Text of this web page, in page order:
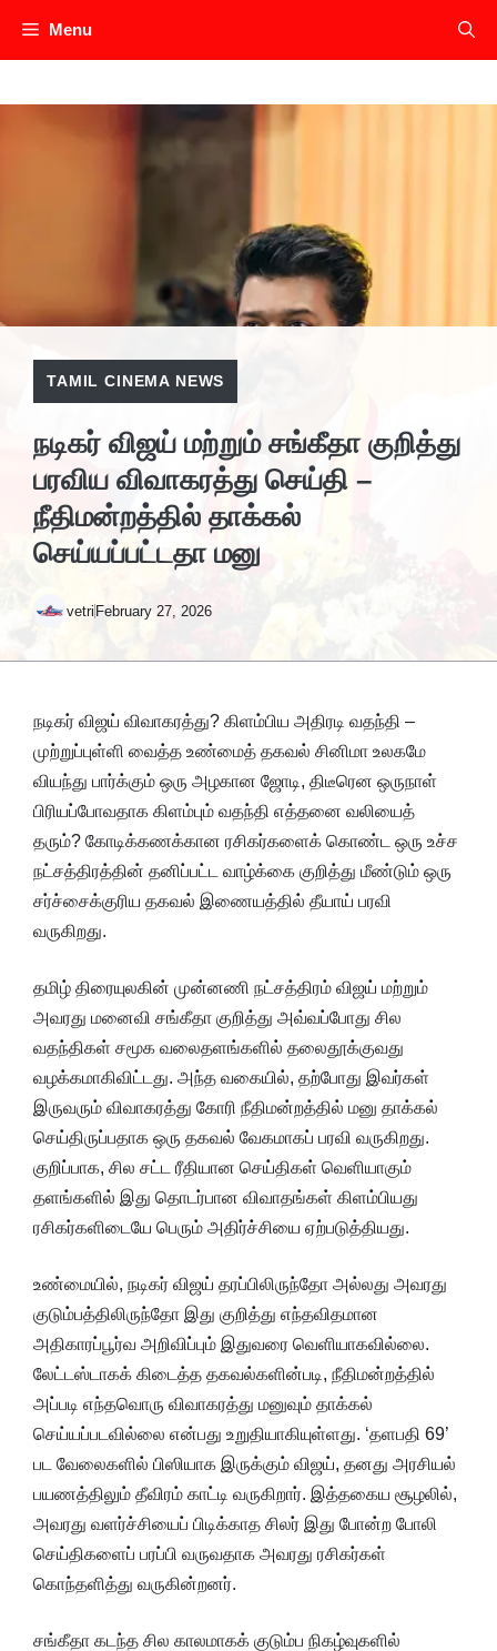
Menu
TAMIL CINEMA NEWS
நடிகர் விஜய் மற்றும் சங்கீதா குறித்து
பரவிய விவாகரத்து செய்தி –
நீதிமன்றத்தில் தாக்கல்
செய்யப்பட்டதா மனு
vetri February 27, 2026
நடிகர் விஜய் விவாகரத்து? கிளம்பிய அதிரடி வதந்தி –
முற்றுப்புள்ளி வைத்த உண்மைத் தகவல் சினிமா உலகமே
வியந்து பார்க்கும் ஒரு அழகான ஜோடி, திடீரென ஒருநாள்
பிரியப்போவதாக கிளம்பும் வதந்தி எத்தனை வலியைத்
தரும்? கோடிக்கணக்கான ரசிகர்களைக் கொண்ட ஒரு உச்ச
நட்சத்திரத்தின் தனிப்பட்ட வாழ்க்கை குறித்து மீண்டும் ஒரு
சர்ச்சைக்குரிய தகவல் இணையத்தில் தீயாய் பரவி
வருகிறது.
தமிழ் திரையுலகின் முன்னணி நட்சத்திரம் விஜய் மற்றும்
அவரது மனைவி சங்கீதா குறித்து அவ்வப்போது சில
வதந்திகள் சமூக வலைதளங்களில் தலைதூக்குவது
வழக்கமாகிவிட்டது. அந்த வகையில், தற்போது இவர்கள்
இருவரும் விவாகரத்து கோரி நீதிமன்றத்தில் மனு தாக்கல்
செய்திருப்பதாக ஒரு தகவல் வேகமாகப் பரவி வருகிறது.
குறிப்பாக, சில சட்ட ரீதியான செய்திகள் வெளியாகும்
தளங்களில் இது தொடர்பான விவாதங்கள் கிளம்பியது
ரசிகர்களிடையே பெரும் அதிர்ச்சியை ஏற்படுத்தியது.
உண்மையில், நடிகர் விஜய் தரப்பிலிருந்தோ அல்லது அவரது
குடும்பத்திலிருந்தோ இது குறித்து எந்தவிதமான
அதிகாரப்பூர்வ அறிவிப்பும் இதுவரை வெளியாகவில்லை.
லேட்டஸ்டாகக் கிடைத்த தகவல்களின்படி, நீதிமன்றத்தில்
அப்படி எந்தவொரு விவாகரத்து மனுவும் தாக்கல்
செய்யப்படவில்லை என்பது உறுதியாகியுள்ளது. ‘தளபதி 69’
பட வேலைகளில் பிஸியாக இருக்கும் விஜய், தனது அரசியல்
பயணத்திலும் தீவிரம் காட்டி வருகிறார். இத்தகைய சூழலில்,
அவரது வளர்ச்சியைப் பிடிக்காத சிலர் இது போன்ற போலி
செய்திகளைப் பரப்பி வருவதாக அவரது ரசிகர்கள்
கொந்தளித்து வருகின்றனர்.
சங்கீதா கடந்த சில காலமாகக் குடும்ப நிகழ்வுகளில்